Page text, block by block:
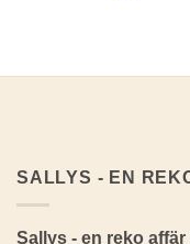
SALLYS - EN
Sallys - en reko affär